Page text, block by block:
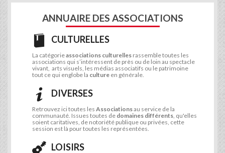
ANNUAIRE DES ASSOCIATIONS
CULTURELLES
La catégorieassociations culturelles rassemble toutes les
associations qui s’intéressent de près ou de loin au spectacle
vivant, arts visuels, les médias associatifs ou le patrimoine
tout ce qui englobe la culture en générale.
DIVERSES
Retrouvez ici toutes les Associationsau service de la
communauté. Issues toutes de domaines différents , qu'elles
soient caritatives, de notoriété publique ou privées, cette
session est là pour toutes les représentées.
LOISIRS